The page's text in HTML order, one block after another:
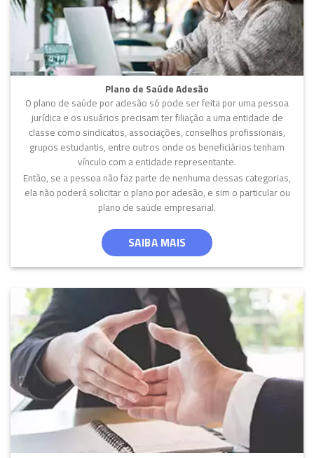
Plano de Saúde Adesão
O plano de saúde por adesão só pode ser feita por uma pessoa
jurídica e os usuários precisam ter filiação a uma entidade de
classe como sindicatos, associações, conselhos profissionais,
grupos estudantis, entre outros onde os beneficiários tenham
vínculo com a entidade representante.
Então, se a pessoa não faz parte de nenhuma dessas categorias,
ela não poderá solicitar o plano por adesão, e sim o particular ou
plano de saúde empresarial.
SAIBA MAIS